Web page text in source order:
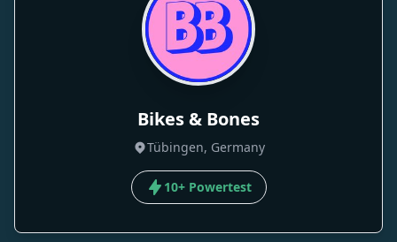
Bikes & Bones
Tübingen, Germany
10+ Powertest